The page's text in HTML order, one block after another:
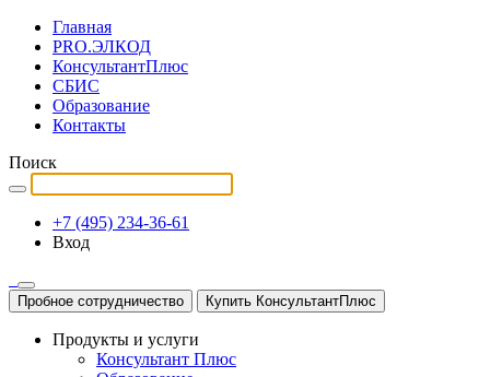
Главная
PRO.ЭЛКОД
КонсультантПлюс
СБИС
Образование
Контакты
Поиск
+7 (495) 234-36-61
Вход
Пробное сотрудничество Купить КонсультантПлюс
Продукты и услуги
Консультант Плюс